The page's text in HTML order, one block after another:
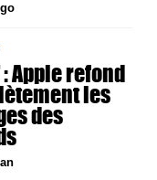
: Apple refond
les
des